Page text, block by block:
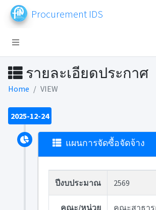
Procurement IDS
รายละเอียดประกาศ
Home VIEW
2025-12-24
แผนการจัดซื้อจัดจ้าง
ปีงบประมาณ 2569
คณะ/หน่วย
คณะสาธา